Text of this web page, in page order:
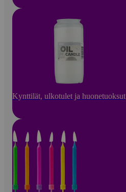
Kynttilät, ulkotulet ja huonetuoksut